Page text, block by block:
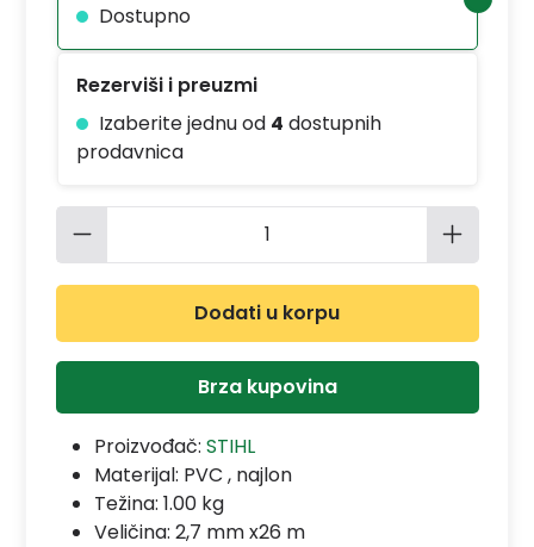
Dostupno
Rezerviši i preuzmi
Izaberite jednu od 4 dostupnih
prodavnica
Količina proizvoda: Unesite
Dodati u korpu
Brza kupovina
Proizvođač: STIHL
Materijal: PVC , najlon
Težina: 1.00 kg
Veličina: 2,7 mm x26 m